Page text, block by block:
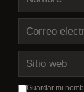
Correo
Sitio
Guardar mi